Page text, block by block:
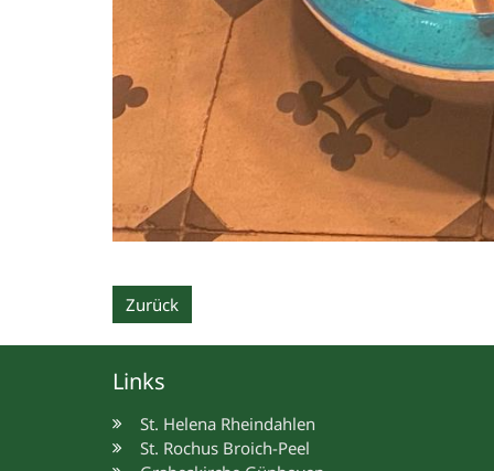
Zurück
Links
St. Helena Rheindahlen
St. Rochus Broich-Peel